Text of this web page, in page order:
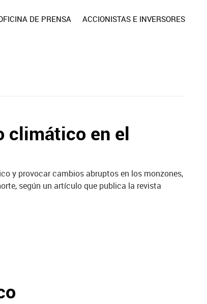
DE PRENSA ACCIONISTAS E INVERSORES
climático en el
y provocar cambios abruptos en los monzones,
según un artículo que publica la revista